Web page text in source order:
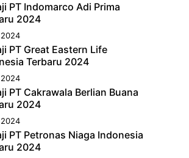
PT Indomarco Adi Prima
2024
PT Great Eastern Life
Terbaru 2024
PT Cakrawala Berlian Buana
2024
PT Petronas Niaga Indonesia
2024